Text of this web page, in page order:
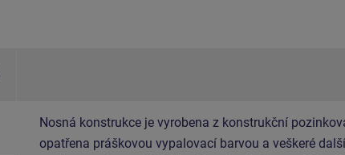
Nosná konstrukce je vyrobena z konstrukční
opatřena práškovou vypalovací barvou a veškeré